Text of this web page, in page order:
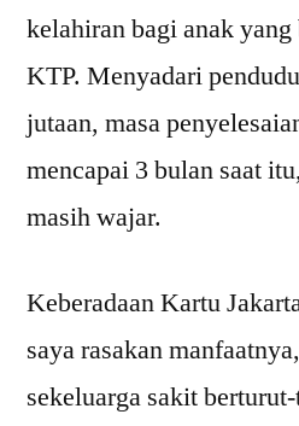
kelahiran bagi anak
KTP. Menyadari
jutaan, masa
mencapai 3 bulan saat
masih wajar.
Keberadaan Kartu
saya rasakan
sekeluarga sakit